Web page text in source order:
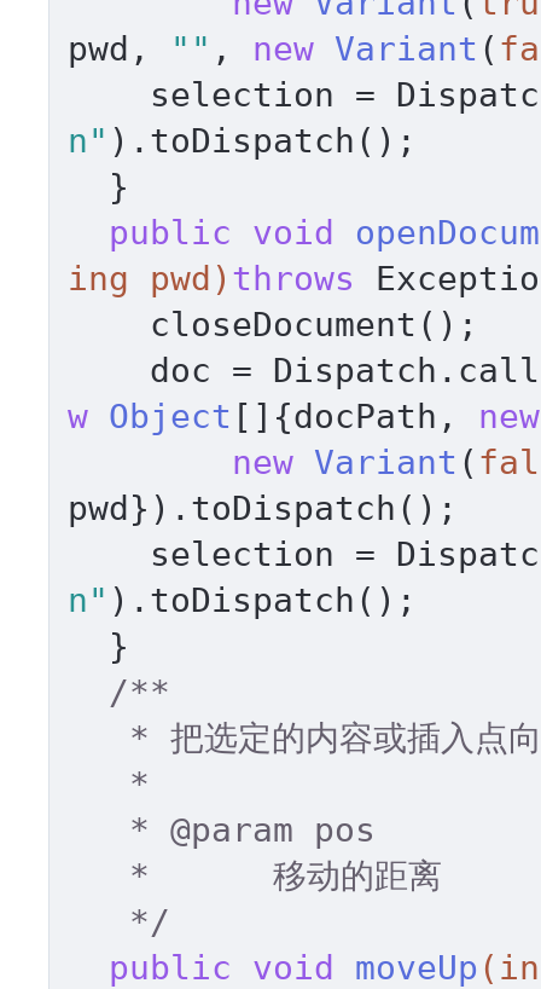
pwd,
"" , new Variant (
selection =
n" ).toDispatch();
public
void
ing pwd) throws
doc =
w Object []{docPath, new
new Variant (
pwd}).toDispatch();
selection =
n" ).toDispatch();
/**
   *
@param pos
   */
public
void moveUp (